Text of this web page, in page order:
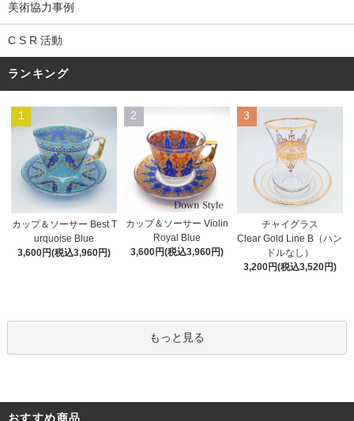
美術協力事例
C S R 活動
ランキング
1
カップ＆ソーサー Best T
urquoise Blue
3,600円(税込3,960円)
2
カップ＆ソーサー Violin
Royal Blue
3,600円(税込3,960円)
3
チャイグラス
Clear Gold Line B（ハン
ドルなし）
3,200円(税込3,520円)
もっと見る
おすすめ商品